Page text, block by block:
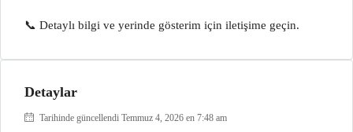
📞 Detaylı bilgi ve yerinde gösterim için iletişime geçin.
Detaylar
Tarihinde güncellendi Temmuz 4, 2026 en 7:48 am